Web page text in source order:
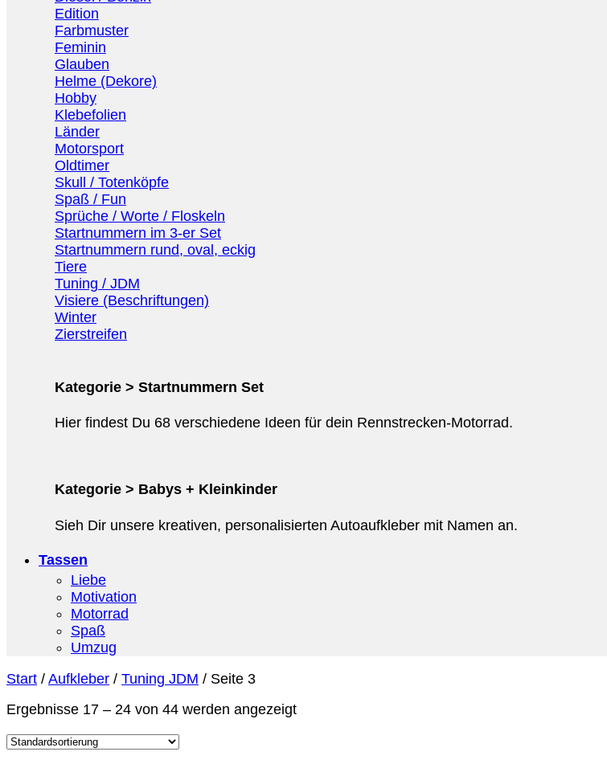
Edition
Farbmuster
Feminin
Glauben
Helme (Dekore)
Hobby
Klebefolien
Länder
Motorsport
Oldtimer
Skull / Totenköpfe
Spaß / Fun
Sprüche / Worte / Floskeln
Startnummern im 3-er Set
Startnummern rund, oval, eckig
Tiere
Tuning / JDM
Visiere (Beschriftungen)
Winter
Zierstreifen
Kategorie > Startnummern Set
Hier findest Du 68 verschiedene Ideen für dein Rennstrecken-Motorrad.
Kategorie > Babys + Kleinkinder
Sieh Dir unsere kreativen, personalisierten Autoaufkleber mit Namen an.
Tassen
Liebe
Motivation
Motorrad
Spaß
Umzug
Start / Aufkleber / Tuning JDM / Seite 3
Ergebnisse 17 – 24 von 44 werden angezeigt